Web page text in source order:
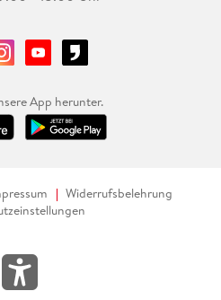
App herunter.
Widerrufsbelehrung